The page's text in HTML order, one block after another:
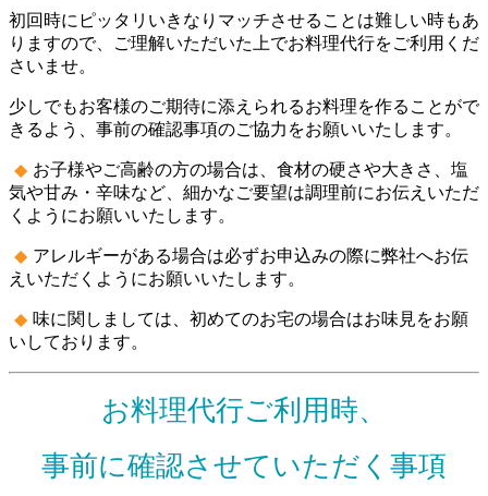
初回時にピッタリいきなりマッチさせることは難しい時もあ
りますので、ご理解いただいた上でお料理代行をご利用くだ
さいませ。
少しでもお客様のご期待に添えられるお料理を作ることがで
きるよう、事前の確認事項のご協力をお願いいたします。
お子様やご高齢の方の場合は、食材の硬さや大きさ、塩
気や甘み・辛味など、細かなご要望は調理前にお伝えいただ
くようにお願いいたします。
アレルギーがある場合は必ずお申込みの際に弊社へお伝
えいただくようにお願いいたします。
味に関しましては、初めてのお宅の場合はお味見をお願
いしております。
お料理代行ご利用時、
事前に確認させていただく事項